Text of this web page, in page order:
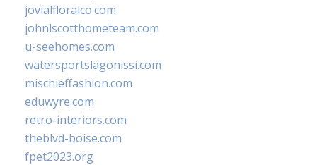
jovialfloralco.com
johnlscotthometeam.com
u-seehomes.com
watersportslagonissi.com
mischieffashion.com
eduwyre.com
retro-interiors.com
theblvd-boise.com
fpet2023.org